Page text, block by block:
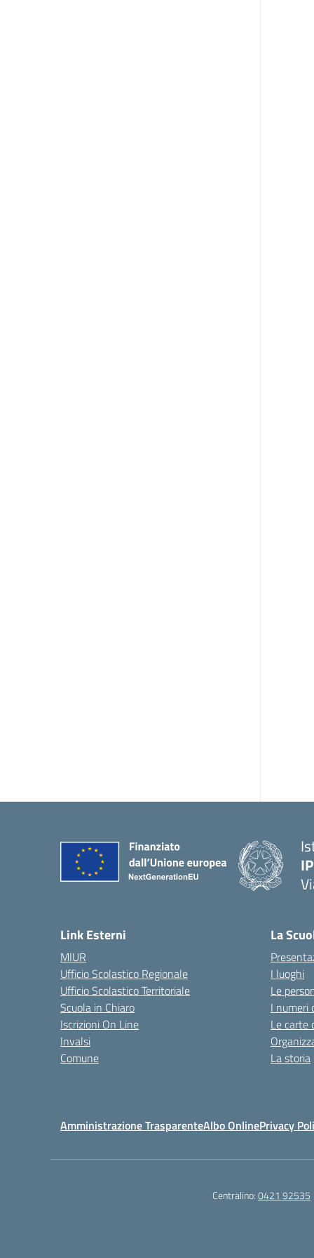
Link Esterni
MIUR
Ufficio Scolastico Regionale
Ufficio Scolastico Territoriale
Scuola in Chiaro
Iscrizioni On Line
Invalsi
Comune
La
I luoghi
Le
I numeri
Le carte
La storia
Amministrazione TrasparenteAlbo OnlinePrivacy
Centralino:0421 92535